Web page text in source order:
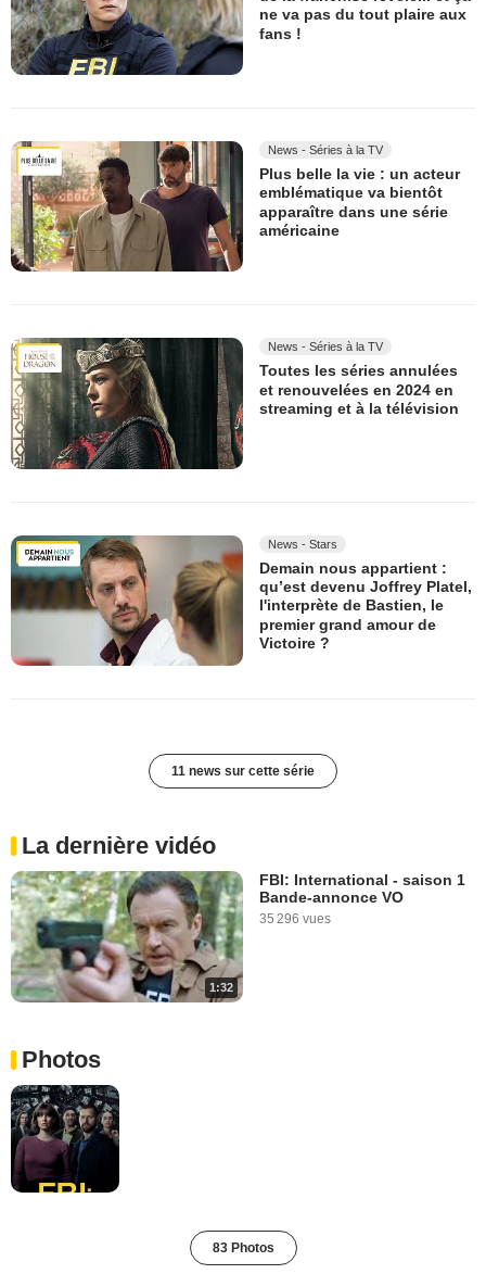
ne va pas du tout plaire aux
fans !
News - Séries à la TV
Plus belle la vie : un acteur
emblématique va bientôt
apparaître dans une série
américaine
News - Séries à la TV
Toutes les séries annulées
et renouvelées en 2024 en
streaming et à la télévision
News - Stars
Demain nous appartient :
qu’est devenu Joffrey Platel,
l'interprète de Bastien, le
premier grand amour de
Victoire ?
11 news sur cette série
La dernière vidéo
1:32
FBI: International - saison 1
Bande-annonce VO
35 296 vues
Photos
83 Photos